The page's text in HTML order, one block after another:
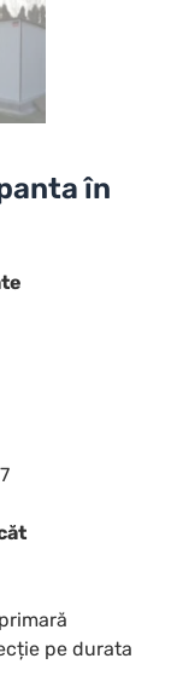
în
pe durata